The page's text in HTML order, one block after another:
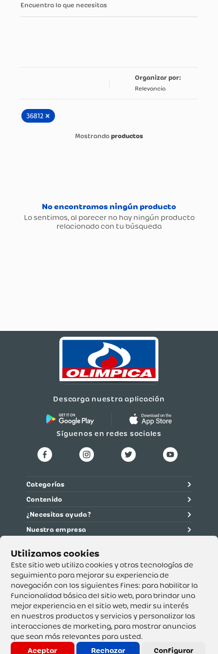
Este sitio web utiliza cookies y otras tecnologías de
seguimiento para mejorar su experiencia de
navegación con los siguientes fines: para habilitar la
funcionalidad básica del sitio web, para brindar una
mejor experiencia en el sitio web, medir su interés
en nuestros productos y servicios y personalizar las
interacciones de marketing, para mostrar anuncios
que sean más relevantes para usted.
Aceptar
Rechazar Configurar
Encuentra lo que necesitas
Relevancia
36812 ×
productos
Descarga nuestra aplicación
Síguenos en redes sociales
Categorías
Contenido
¿Necesitas ayuda?
Nuestra empresa
Supertiendas y Drogería Olímpica S.A. - Nit 890.107.487 -
Dirección de notificación: Calle 53 No. 46-192 local 3-01
Teléfono: 3232540999 - Correo:
servicioalcliente@olimpica.com.co
Copyright o Actualización 2023 OLÍMPICA S.A. Derechos
Reservados.